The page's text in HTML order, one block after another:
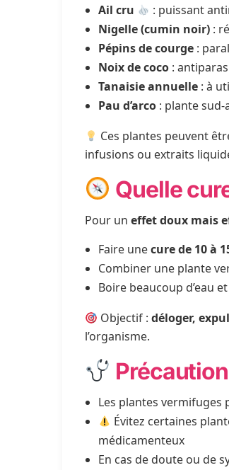
Ail cru
: puissant
Nigelle (cumin noir) :
Pépins de courge :
Noix de coco :
Tanaisie annuelle : à
Pau d’arco : plante
Ces plantes peuvent
infusions ou extraits
Quelle
Pour un effet doux mais
Faire unecure de 10 à
Combiner une plante
Boire beaucoup d’eau
Objectif :déloger,
l’organisme.
Les plantes vermifuges
Évitez certaines
médicamenteux
En cas de doute ou de